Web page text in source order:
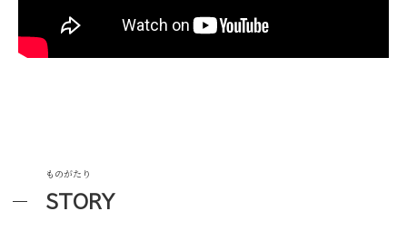
ものがたり
STORY